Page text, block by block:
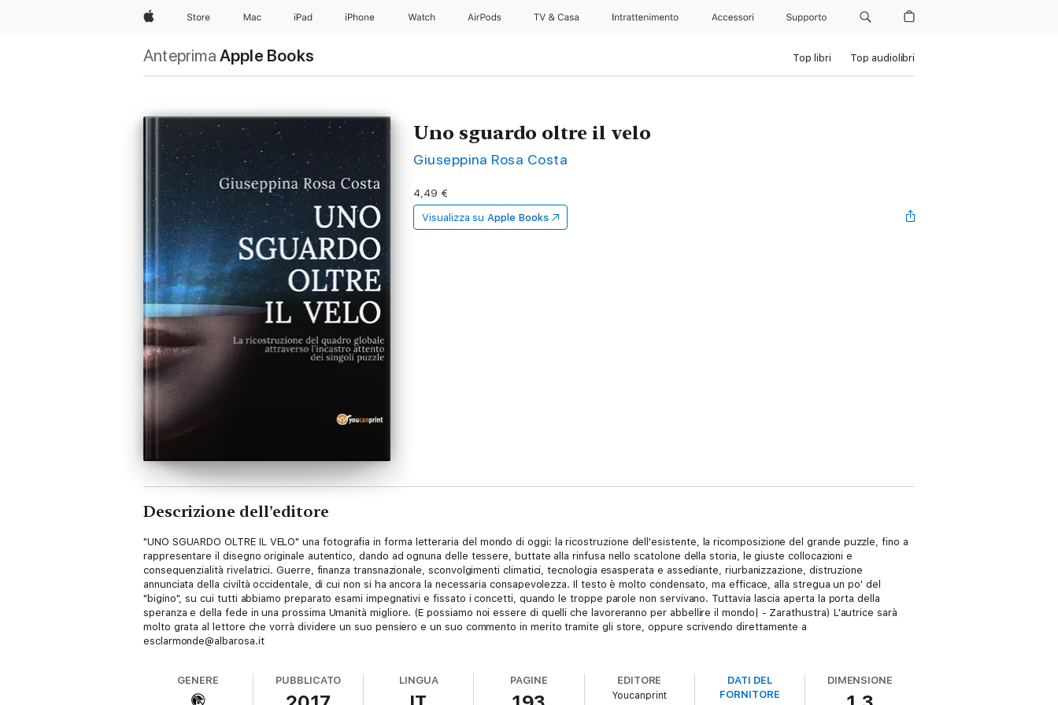
AppleStore Mac iPad iPhone Watch AirPods TV & Casa Intrattenimento Accessori Supporto
Anteprima Apple Books Top libri Top audiolibri
Uno sguardo oltre il velo
Giuseppina Rosa Costa
4,49 €
Visualizza su Apple Books
Descrizione dell’editore
"UNO SGUARDO OLTRE IL VELO" una fotografia in forma letteraria del mondo di oggi: la ricostruzione dell'esistente, la ricomposizione del grande puzzle, fino a
rappresentare il disegno originale autentico, dando ad ognuna delle tessere, buttate alla rinfusa nello scatolone della storia, le giuste collocazioni e
consequenzialità rivelatrici. Guerre, finanza transnazionale, sconvolgimenti climatici, tecnologia esasperata e assediante, riurbanizzazione, distruzione
annunciata della civiltà occidentale, di cui non si ha ancora la necessaria consapevolezza. Il testo è molto condensato, ma efficace, alla stregua un po' del
"bigino", su cui tutti abbiamo preparato esami impegnativi e fissato i concetti, quando le troppe parole non servivano. Tuttavia lascia aperta la porta della
speranza e della fede in una prossima Umanità migliore. (E possiamo noi essere di quelli che lavoreranno per abbellire il mondo| - Zarathustra) L'autrice sarà
molto grata al lettore che vorrà dividere un suo pensiero e un suo commento in merito tramite gli store, oppure scrivendo direttamente a
esclarmonde@albarosa.it
GENERE PUBBLICATO LINGUA PAGINE EDITORE
Youcanprint
DATI DEL
FORNITORE
DIMENSIONE